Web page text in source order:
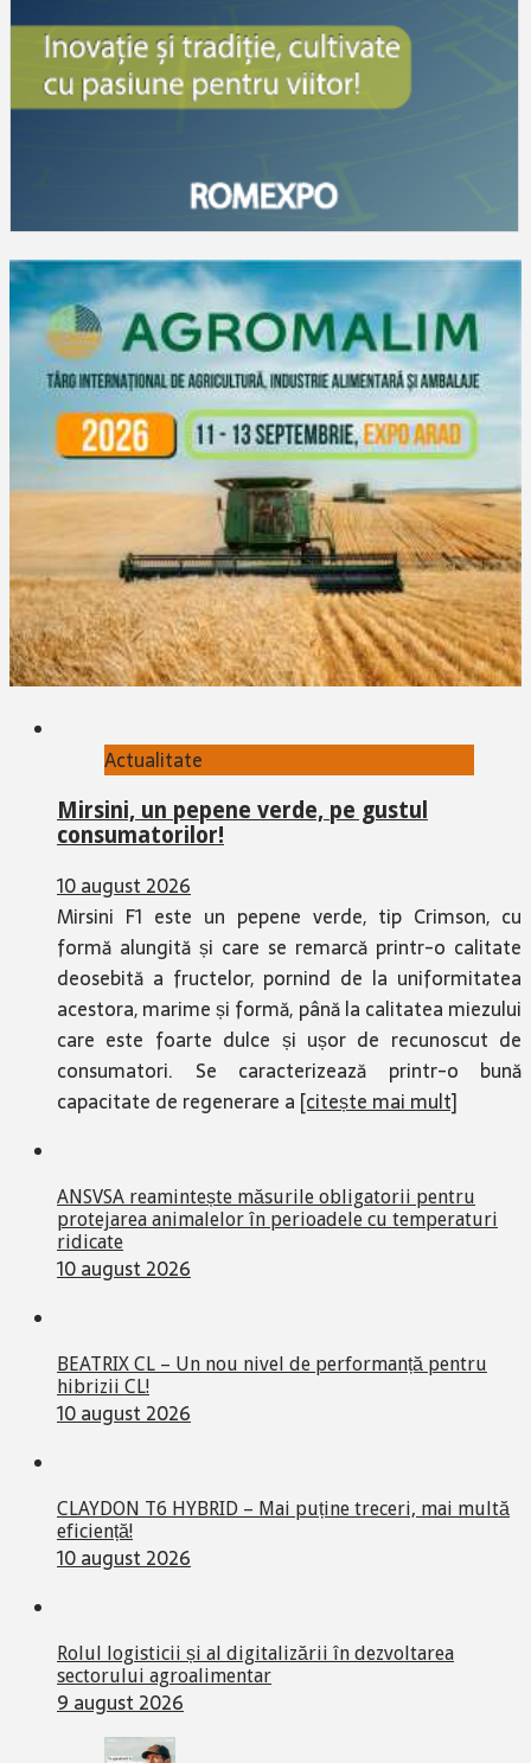
Actualitate
Mirsini, un pepene verde, pe gustul
consumatorilor!
10 august 2026
Mirsini F1 este un pepene verde, tip Crimson, cu
formă alungită și care se remarcă printr-o calitate
deosebită a fructelor, pornind de la uniformitatea
acestora, marime și formă, până la calitatea miezului
care este foarte dulce și ușor de recunoscut de
consumatori. Se caracterizează printr-o bună
capacitate de regenerare a [citește mai mult]
ANSVSA reamintește măsurile obligatorii pentru
protejarea animalelor în perioadele cu temperaturi
ridicate
10 august 2026
BEATRIX CL – Un nou nivel de performanță pentru
hibrizii CL!
10 august 2026
CLAYDON T6 HYBRID – Mai puține treceri, mai multă
eficiență!
10 august 2026
Rolul logisticii și al digitalizării în dezvoltarea
sectorului agroalimentar
9 august 2026